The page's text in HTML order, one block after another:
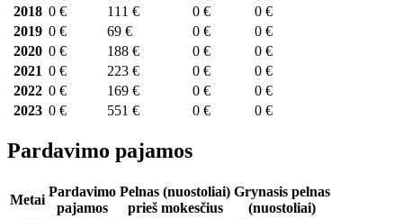
2018 0 € 111 € 0 €
0 €
2019 0 € 69 € 0 €
0 €
2020 0 € 188 € 0 €
0 €
2021 0 € 223 € 0 €
0 €
2022 0 € 169 € 0 €
0 €
2023 0 € 551 € 0 € 0 €
Pardavimo pajamos
Metai
Pardavimo
pajamos
Pelnas (nuostoliai)
prieš mokesčius
Grynasis pelnas
(nuostoliai)